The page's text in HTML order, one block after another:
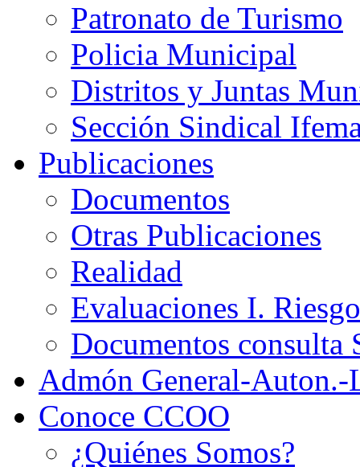
Patronato de Turismo
Policia Municipal
Distritos y Juntas
Sección Sindical
Publicaciones
Documentos
Otras Publicaciones
Realidad
Evaluaciones I.
Documentos consulta
Admón General-Auton.-
Conoce CCOO
¿Quiénes Somos?